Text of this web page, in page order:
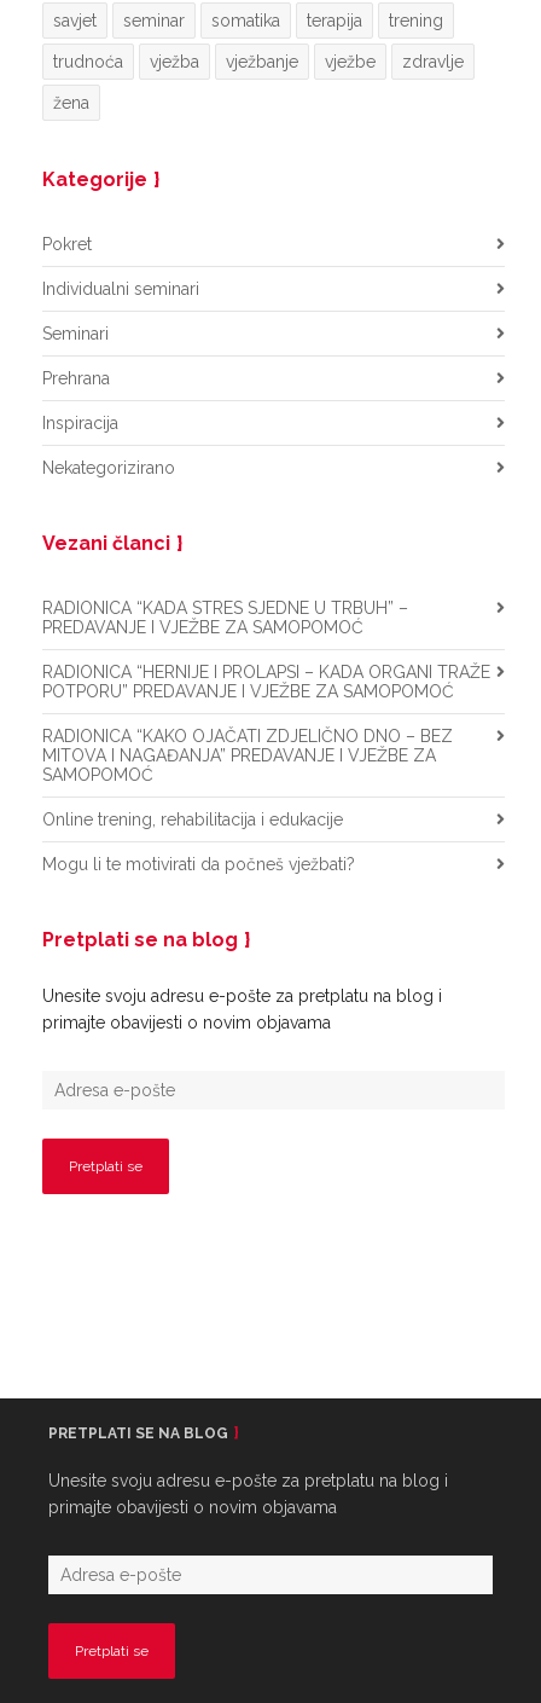
savjet seminar somatika terapija trening
trudnoća vježba vježbanje vježbe zdravlje
žena
Kategorije
Pokret
Individualni seminari
Seminari
Prehrana
Inspiracija
Nekategorizirano
Vezani članci
RADIONICA “KADA STRES SJEDNE U TRBUH” –
PREDAVANJE I VJEŽBE ZA SAMOPOMOĆ
RADIONICA “HERNIJE I PROLAPSI – KADA ORGANI TRAŽE
POTPORU” PREDAVANJE I VJEŽBE ZA SAMOPOMOĆ
RADIONICA “KAKO OJAČATI ZDJELIČNO DNO – BEZ
MITOVA I NAGAĐANJA” PREDAVANJE I VJEŽBE ZA
SAMOPOMOĆ
Online trening, rehabilitacija i edukacije
Mogu li te motivirati da počneš vježbati?
Pretplati se na blog
Unesite svoju adresu e-pošte za pretplatu na blog i
primajte obavijesti o novim objavama
PRETPLATI SE NA BLOG
Unesite svoju adresu e-pošte za pretplatu na blog i
primajte obavijesti o novim objavama